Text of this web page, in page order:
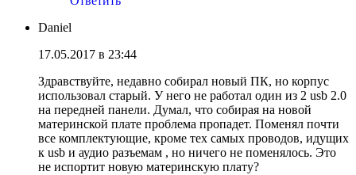
Daniel
17.05.2017 в 23:44
Здравствуйте, недавно собирал новый ПК, но корпус
использовал старый. У него не работал один из 2 usb 2.0
на передней панели. Думал, что собирая на новой
материнской плате проблема пропадет. Поменял почти
все комплектующие, кроме тех самых проводов, идущих
к usb и аудио разъемам , но ничего не поменялось. Это
не испортит новую материнскую плату?